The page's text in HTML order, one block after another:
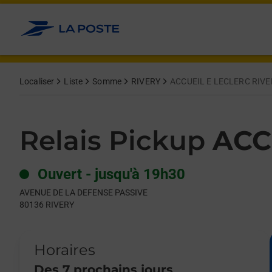
Allez au contenu
Localiser Liste Somme RIVERY ACCUEIL E LECLERC
Relais Pickup
Ouvert - jusqu'à 19h30
AVENUE DE LA DEFENSE PASSIVE
80136 RIVERY
Horaires
Day of the WeekHours
Get directions to Relais Pickup at AVENUE DE LA DEFENSE
lien s'ouvre dans un nouvel onglet